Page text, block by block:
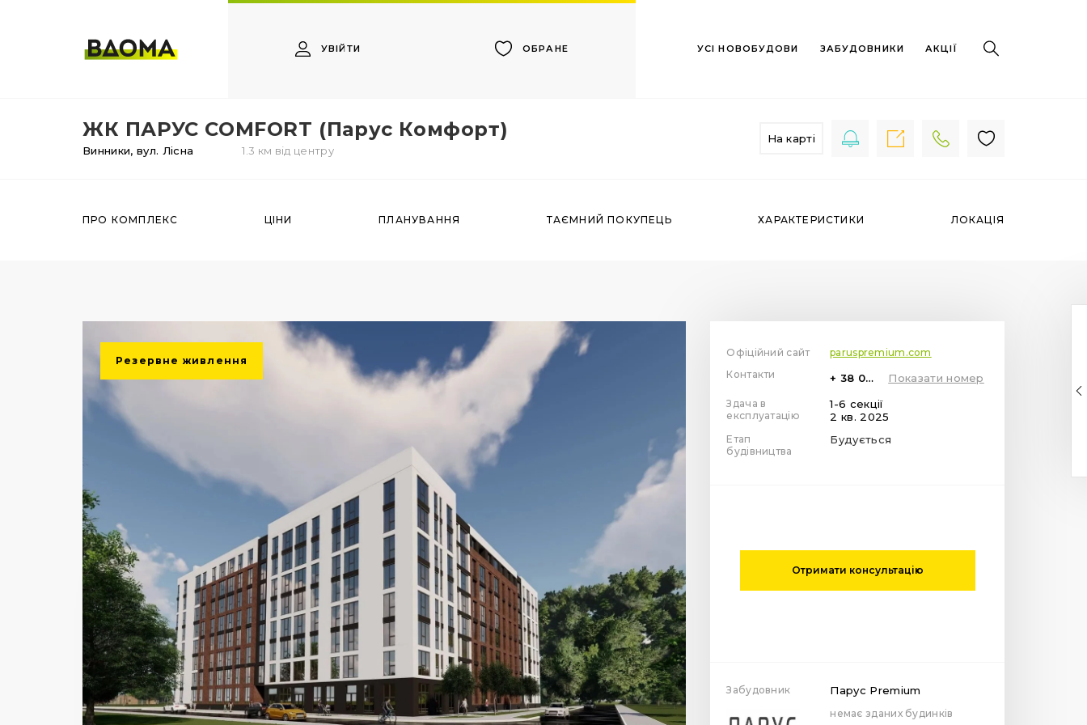
УВІЙТИ ОБРАНЕ УСІ НОВОБУДОВИ ЗАБУДОВНИКИ АКЦІЇ
ЖК ПАРУС COMFORT (Парус Комфорт)
Винники, вул. Лісна 1.3 км від центру
На карті
ПРО КОМПЛЕКС ЦІНИ ПЛАНУВАННЯ ТАЄМНИЙ ПОКУПЕЦЬ ХАРАКТЕРИСТИКИ ЛОКАЦІЯ
Резервне живлення
Офіційний сайт
paruspremium.com
Контакти
+ 38 099 78 78 287 Показати номер
Здача в
експлуатацію
1-6 секції
2 кв. 2025
Етап
будівництва
Будується
Отримати консультацію
Забудовник Парус Premium
немає зданих будинків